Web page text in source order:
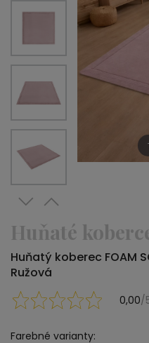
Huňaté
Huňatý koberec FOAM
Ružová
0,00/
Farebné varianty: